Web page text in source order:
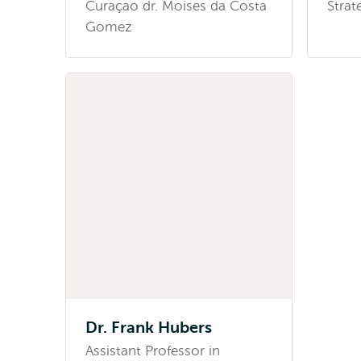
Curaçao dr. Moises da Costa
Gomez
Dr. Frank Hubers
Assistant Professor in